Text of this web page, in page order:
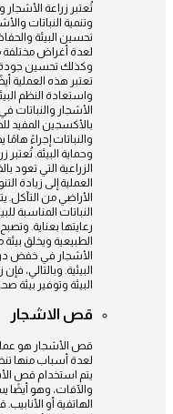
تُعتبر زراعة الأشجار
وتنمية النباتات
تحسين البيئة
لعدة أغراض مختلفة
وكذلك تحسين جودة
تعتبر هذه العملية
واستعادة النظم
الأشجار والنباتات
بالأكسجين المفيد
والنباتات إجراءً
وحماية البيئة.
الزراعية التي تعود
العملية إلى زيادة
الأراضي من التآكل.
النباتات المناسبة
رعايتها بعناية.
الطبيعية ويخلق
الأشجار في خفض
البيئية. وبالتالي،
البيئة وتوفير بيئة
قص الاشجار
قص الأشجار هو
لعدة أسباب منها
يتم استخدام قص
والآفات، وهو أيضًا
الهاتفية أو